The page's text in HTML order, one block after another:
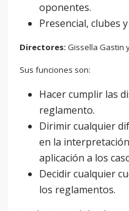
oponentes.
Presencial, clubes
Directores: Gissella Gastin
Sus funciones son:
Hacer cumplir las
reglamento.
Dirimir cualquier
en la
aplicación a los
Decidir cualquier
los reglamentos.